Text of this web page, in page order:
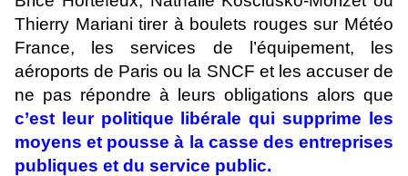
Thierry Mariani tirer à boulets rouges sur Météo
France, les services de l’équipement, les
aéroports de Paris ou la SNCF et les accuser de
ne pas répondre à leurs obligations alors que
c’est leur politique libérale qui supprime les
moyens et pousse à la casse des entreprises
publiques et du service public.